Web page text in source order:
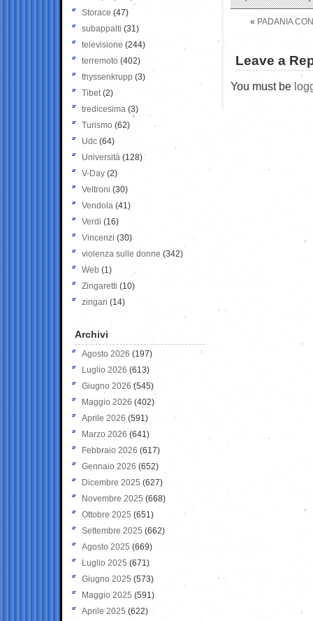
« PADANIA
Leave a
You must be
Storace (47)
subappalti (31)
televisione(244)
terremoto (402)
thyssenkrupp (3)
Tibet(2)
tredicesima (3)
Turismo (62)
Udc (64)
Università (128)
V-Day (2)
Veltroni (30)
Vendola (41)
Verdi (16)
Vincenzi (30)
violenza sulle donne (342)
Web (1)
Zingaretti (10)
zingari (14)
Archivi
Agosto 2026 (197)
Luglio 2026 (613)
Giugno 2026 (545)
Maggio 2026 (402)
Aprile 2026 (591)
Marzo 2026 (641)
Febbraio 2026 (617)
Gennaio 2026 (652)
Dicembre 2025 (627)
Novembre 2025 (668)
Ottobre 2025 (651)
Settembre 2025 (662)
Agosto 2025 (669)
Luglio 2025 (671)
Giugno 2025 (573)
Maggio 2025 (591)
Aprile 2025 (622)